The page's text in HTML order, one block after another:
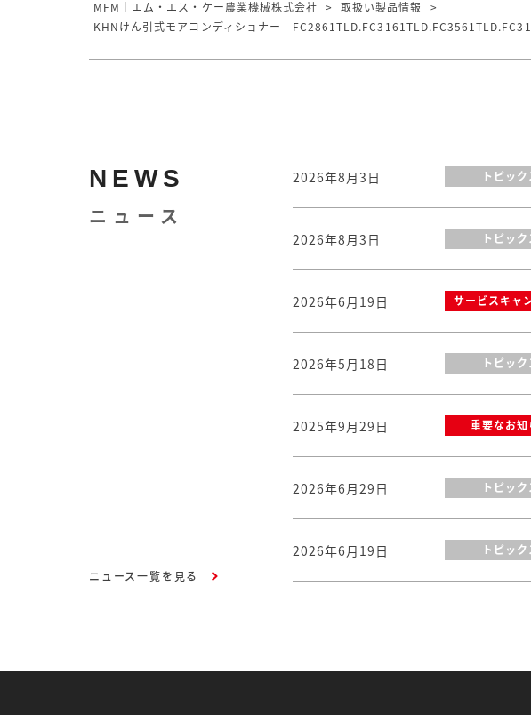
MFM｜エム・エス・ケー農業機械株式会社 > 取扱い製品情報
>
KHNけん引式モアコンディショナー
NEWS
ニュース
ニュース一覧を見る
2026年8月3日 トピック
2026年8月3日 トピック
2026年6月19日 サービスキャ
2026年5月18日 トピック
2025年9月29日 重要なお知
2026年6月29日 トピック
2026年6月19日 トピック